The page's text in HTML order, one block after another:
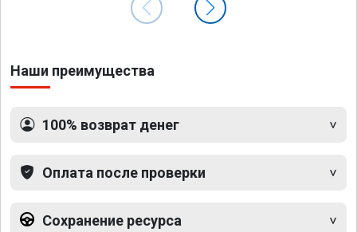
Наши преимущества
100% возврат денег
Оплата после проверки
Сохранение ресурса